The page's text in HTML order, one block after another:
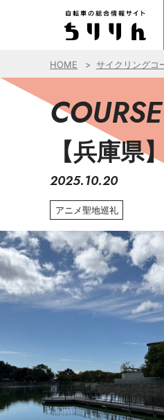
HOME サイクリングコ
COURSE
【兵庫県
2025.10.20
アニメ聖地巡礼